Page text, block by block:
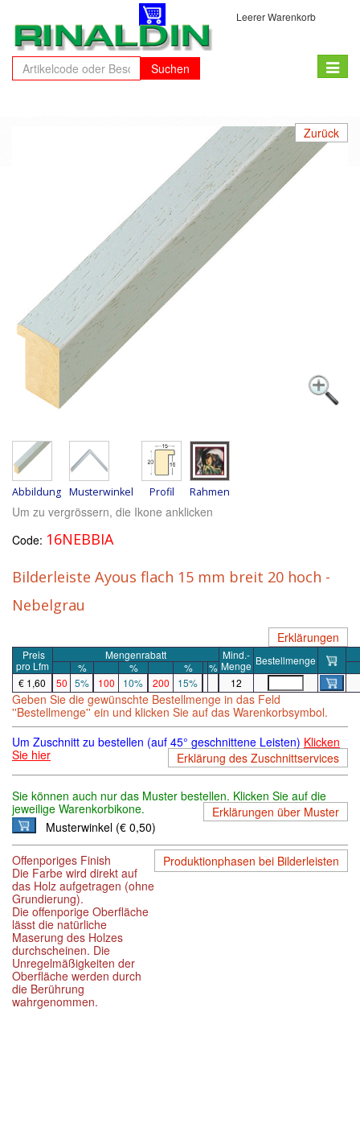
Suchen
Leerer Warenkorb
Toggle
Zurück
Abbildung Musterwinkel Profil Rahmen
Um zu vergrössern, die Ikone anklicken
Code: 16NEBBIA
Bilderleiste Ayous flach 15 mm breit 20 hoch -
Nebelgrau
Erklärungen
Preis
pro Lfm
Mengenrabatt
Mind.-
Menge Bestellmenge
% % %
%
€ 1,60
50 5% 100 10% 200 15% 12
Geben Sie die gewünschte Bestellmenge in das Feld
''Bestellmenge'' ein und klicken Sie auf das Warenkorbsymbol.
Um Zuschnitt zu bestellen (auf 45° geschnittene Leisten) Klicken
Sie hier
Erklärung des Zuschnittservices
Sie können auch nur das Muster bestellen. Klicken Sie auf die
jeweilige Warenkorbikone.
Erklärungen über Muster
Musterwinkel (€ 0,50)
Produktionphasen bei Bilderleisten
Offenporiges Finish
Die Farbe wird direkt auf
das Holz aufgetragen (ohne
Grundierung).
Die offenporige Oberfläche
lässt die natürliche
Maserung des Holzes
durchscheinen. Die
Unregelmäßigkeiten der
Oberfläche werden durch
die Berührung
wahrgenommen.